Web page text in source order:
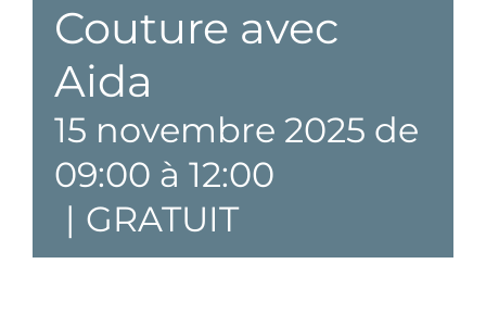
Couture avec
Aida
15 novembre 2025 de
09:00 à 12:00
| GRATUIT